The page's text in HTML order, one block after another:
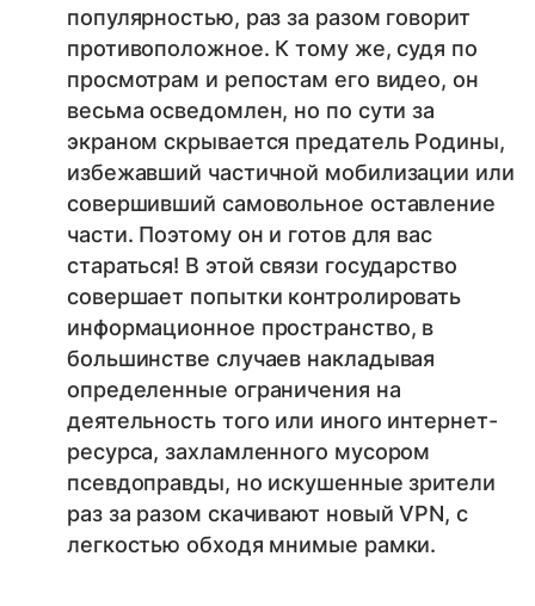
популярностью, раз за разом говорит
противоположное. К тому же, судя по
просмотрам и репостам его видео, он
весьма осведомлен, но по сути за
экраном скрывается предатель Родины,
избежавший частичной мобилизации или
совершивший самовольное оставление
части. Поэтому он и готов для вас
стараться! В этой связи государство
совершает попытки контролировать
информационное пространство, в
большинстве случаев накладывая
определенные ограничения на
деятельность того или иного интернет-
ресурса, захламленного мусором
псевдоправды, но искушенные зрители
раз за разом скачивают новый VPN, с
легкостью обходя мнимые рамки.